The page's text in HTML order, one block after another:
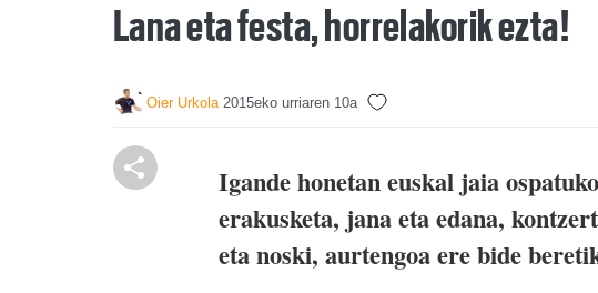
Lana eta festa, horrelakorik ezta!
Oier Urkola 2015eko urriaren 10a
Igande honetan euskal jaia
erakusketa, jana eta edana,
eta noski, aurtengoa ere bide